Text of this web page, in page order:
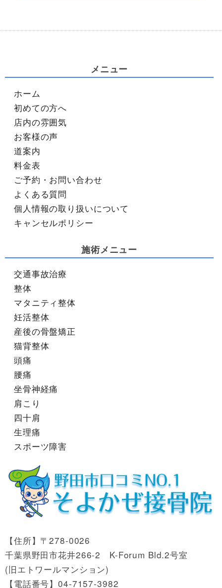
メニュー
ホーム
初めての方へ
店内の雰囲気
お客様の声
道案内
料金表
ご予約・お問い合わせ
よくある質問
個人情報の取り扱いについて
キャンセルポリシー
施術メニュー
交通事故治療
整体
マタニティ整体
妊活整体
産後の骨盤矯正
猫背整体
頭痛
腰痛
坐骨神経痛
肩こり
四十肩
生理痛
スポーツ障害
【住所】〒278-0026
千葉県野田市花井266-2 K-Forum Bld.2号室
(旧エトワールマンション)
【電話番号】04-7157-3982